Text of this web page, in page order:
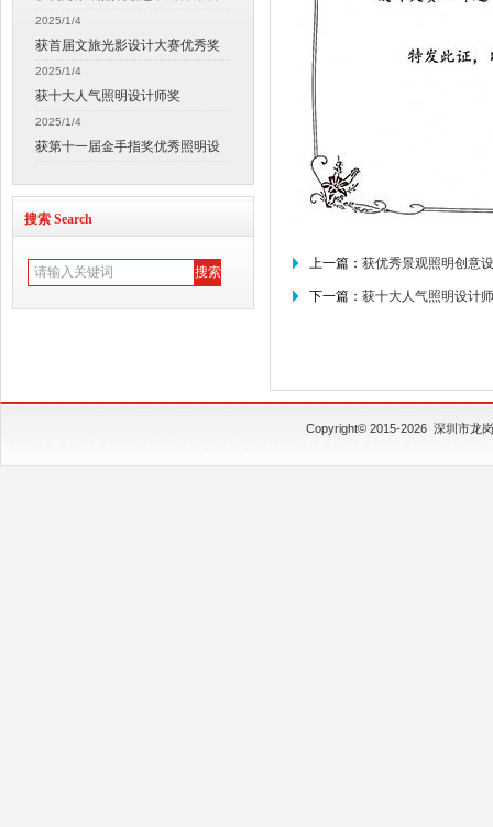
2025/1/4
获首届文旅光影设计大赛优秀奖
2025/1/4
获十大人气照明设计师奖
2025/1/4
获第十一届金手指奖优秀照明设
搜索 Search
上一篇： 获优秀景观照明创意
下一篇： 获十大人气照明设计
Copyright© 2015-2026 深圳市龙